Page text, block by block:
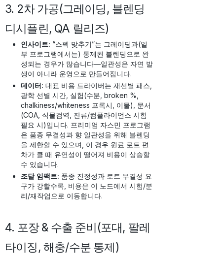
3. 2차 가공(그레이딩, 블렌딩
디시플린, QA 릴리즈)
인사이트: “스펙 맞추기”는 그레이딩과(일
부 프로그램에서는) 통제된 블렌딩으로 완
성되는 경우가 많습니다—일관성은 자연 발
생이 아니라 운영으로 만들어집니다.
데이터: 대표 비용 드라이버는 재선별 패스,
광학 선별 시간, 실험(수분, broken %,
chalkiness/whiteness 프록시, 이물), 문서
(COA, 식물검역, 잔류/컴플라이언스 시험
필요 시)입니다. 프리미엄 자스민 프로그램
은 품종 무결성과 향 일관성을 위해 블렌딩
을 제한할 수 있으며, 이 경우 원료 로트 편
차가 클 때 유연성이 떨어져 비용이 상승할
수 있습니다.
조달 임팩트: 품종 진정성과 로트 무결성 요
구가 강할수록, 비용은 이 노드에서 시험/분
리/재작업으로 이동합니다.
4. 포장 & 수출 준비(포대, 팔레
타이징, 해충/수분 통제)